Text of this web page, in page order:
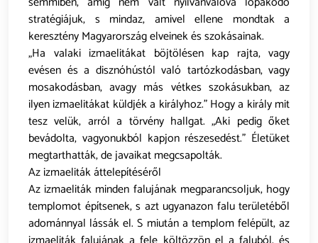
stratégiájuk, s mindaz, amivel ellene mondtak a
keresztény Magyarország elveinek és szokásainak.
„Ha valaki izmaelitákat böjtölésen kap rajta, vagy
evésen és a disznóhústól való tartózkodásban, vagy
mosakodásban, avagy más vétkes szokásukban, az
ilyen izmaelitákat küldjék a királyhoz.” Hogy a király mit
tesz velük, arról a törvény hallgat. „Aki pedig őket
bevádolta, vagyonukból kapjon részesedést.” Életüket
megtarthatták, de javaikat megcsapolták.
Az izmaeliták áttelepítéséről
Az izmaeliták minden falujának megparancsoljuk, hogy
templomot építsenek, s azt ugyanazon falu területéből
adománnyal lássák el. S miután a templom felépült, az